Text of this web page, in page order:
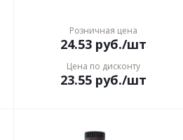
Розничная цена
24.53 руб./шт
Цена по дисконту
23.55 руб./шт